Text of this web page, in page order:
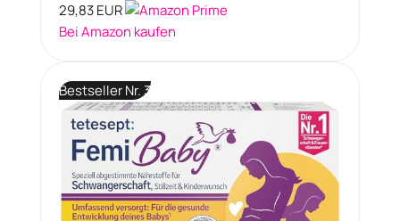
29,83 EUR
Bei Amazon kaufen
Bestseller Nr. 3